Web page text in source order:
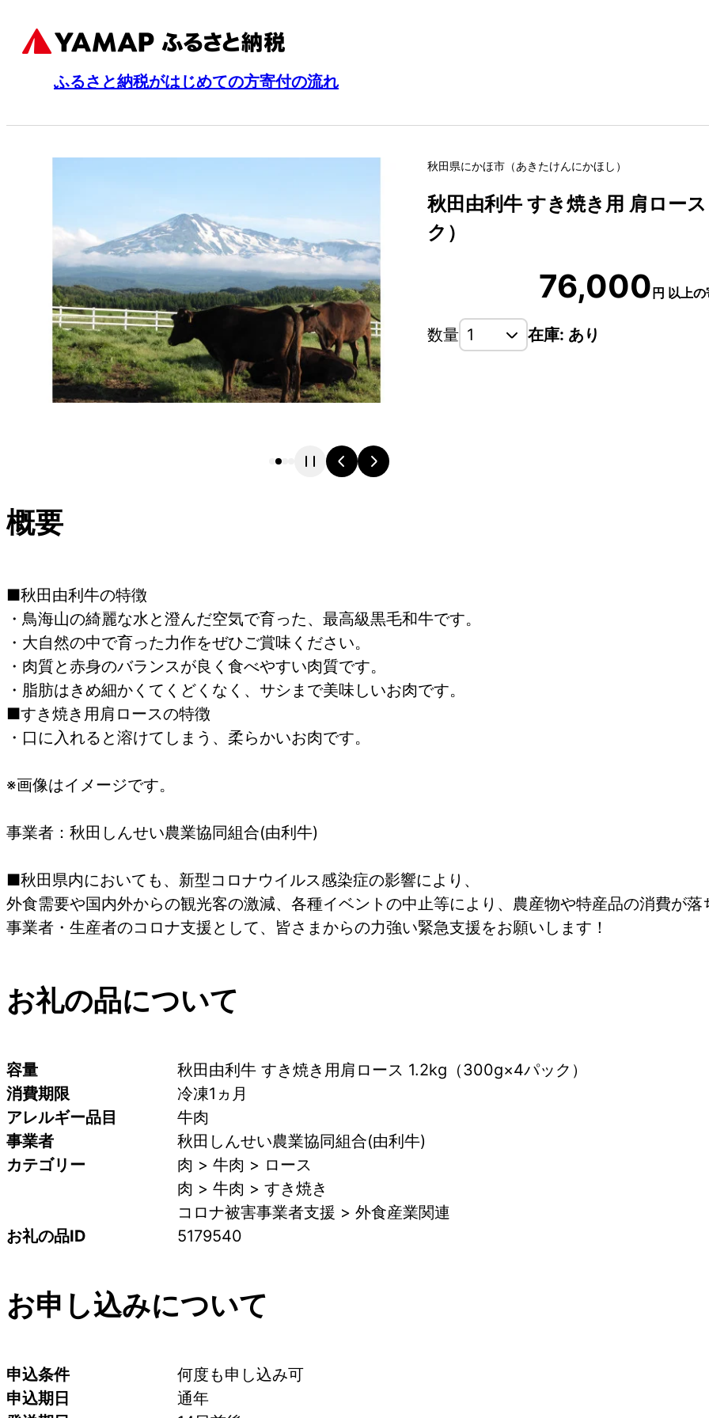
ふるさと納税がはじめての方寄付の流れ
秋田県にかほ市 （あきたけんにかほし ）
秋田由利牛 すき焼き用 肩ロー
ク）
76,000円 以上
数量 在庫: あり
概要
■秋田由利牛の特徴
・鳥海山の綺麗な水と澄んだ空気で育った、最高級黒毛和牛です。
・大自然の中で育った力作をぜひご賞味ください。
・肉質と赤身のバランスが良く食べやすい肉質です。
・脂肪はきめ細かくてくどくなく、サシまで美味しいお肉です。
■すき焼き用肩ロースの特徴
・口に入れると溶けてしまう、柔らかいお肉です。
※画像はイメージです。
事業者：秋田しんせい農業協同組合(由利牛)
■秋田県内においても、新型コロナウイルス感染症の影響により、
外食需要や国内外からの観光客の激減、各種イベントの中止等により、農産物や特産品の消費が落
事業者・生産者のコロナ支援として、皆さまからの力強い緊急支援をお願いします！
お礼の品について
容量
秋田由利牛 すき焼き用肩ロース 1.2kg（300g×4パック）
消費期限
冷凍1ヵ月
アレルギー品目
牛肉
事業者
秋田しんせい農業協同組合(由利牛)
カテゴリー
肉 > 牛肉 > ロース
肉 > 牛肉 > すき焼き
コロナ被害事業者支援 > 外食産業関連
お礼の品ID
5179540
お申し込みについて
申込条件
何度も申し込み可
申込期日
通年